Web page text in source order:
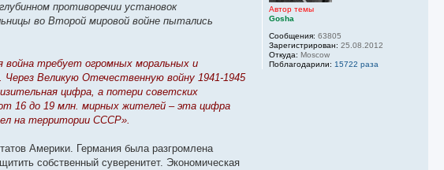
Автор темы
Gosha
Сообщения: 63805
Зарегистрирован: 25.08.2012
Откуда: Moscow
Поблагодарили: 15722 раза
противоречии установок
во Второй мировой войне пытались
война требует огромных моральных и
Великую Отечественную войну 1941-1945
цифра, а потери советских
16 до 19 млн. мирных жителей – эта цифра
на территории СССР».
Америки. Германия была разгромлена
собственный суверенитет. Экономическая